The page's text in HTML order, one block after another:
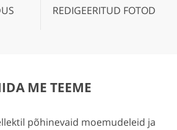
REDIGEERITUD FOTOD
ME TEEME
põhinevaid moemudeleid ja